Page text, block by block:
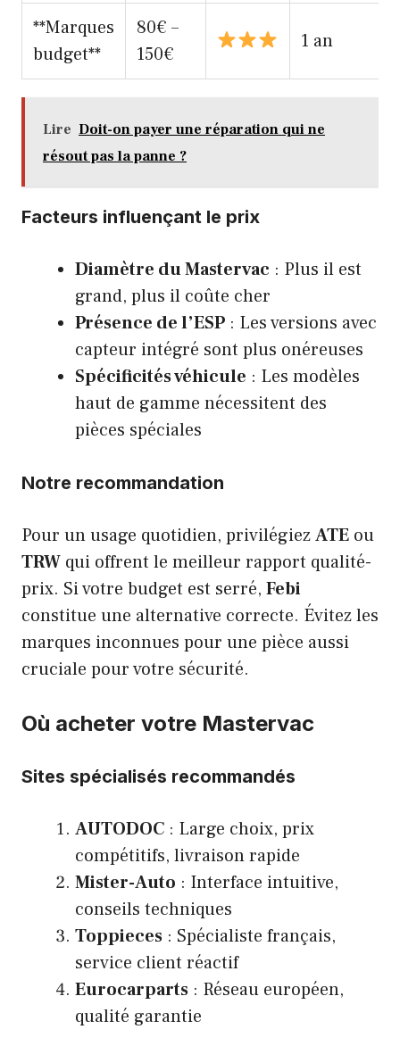
**Marques
budget**
80€ –
150€
1 an
Lire Doit-on payer une réparation qui ne
résout pas la panne ?
Facteurs influençant le prix
Diamètre du Mastervac : Plus il est
grand, plus il coûte cher
Présence de l’ESP : Les versions avec
capteur intégré sont plus onéreuses
Spécificités véhicule : Les modèles
haut de gamme nécessitent des
pièces spéciales
Notre recommandation
Pour un usage quotidien, privilégiezATE ou
TRW qui offrent le meilleur rapport qualité-
prix. Si votre budget est serré, Febi
constitue une alternative correcte. Évitez les
marques inconnues pour une pièce aussi
cruciale pour votre sécurité.
Où acheter votre Mastervac
Sites spécialisés recommandés
AUTODOC : Large choix, prix
compétitifs, livraison rapide
Mister-Auto : Interface intuitive,
conseils techniques
Toppieces : Spécialiste français,
service client réactif
Eurocarparts : Réseau européen,
qualité garantie